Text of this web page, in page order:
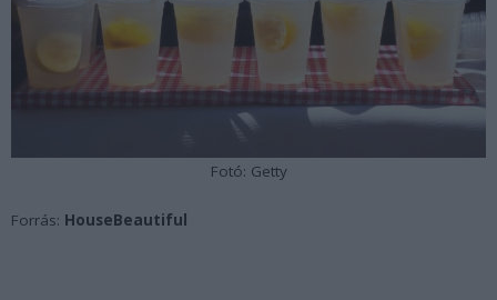
Fotó: Getty
Forrás: HouseBeautiful